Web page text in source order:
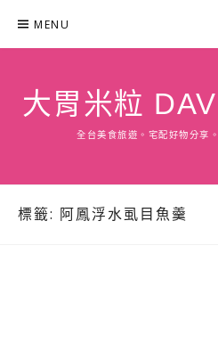
content
MENU
大胃米粒
全台美食旅遊。宅配好物分享
標籤: 阿鳳浮水虱目魚羹